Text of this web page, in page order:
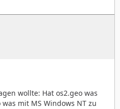
wollte: Hat os2.geo was
mit MS Windows NT zu